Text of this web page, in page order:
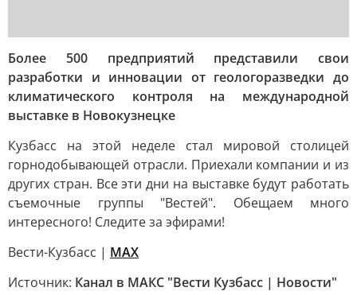
Более 500 предприятий представили свои
разработки и инновации от геологоразведки до
климатического контроля на международной
выставке в Новокузнецке
Кузбасс на этой неделе стал мировой столицей
горнодобывающей отрасли. Приехали компании и из
других стран. Все эти дни на выставке будут работать
съемочные группы "Вестей". Обещаем много
интересного! Следите за эфирами!
Вести-Кузбасс | MAX
Источник: Канал в МАКС "Вести Кузбасс | Новости"